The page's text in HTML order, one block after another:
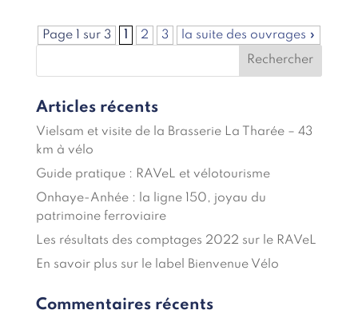
Page 1 sur 3 2 3 la suite des ouvrages »
Articles récents
Vielsam et visite de la Brasserie La Tharée – 43
km à vélo
Guide pratique : RAVeL et vélotourisme
Onhaye-Anhée : la ligne 150, joyau du
patrimoine ferroviaire
Les résultats des comptages 2022 sur le RAVeL
En savoir plus sur le label Bienvenue Vélo
Commentaires récents